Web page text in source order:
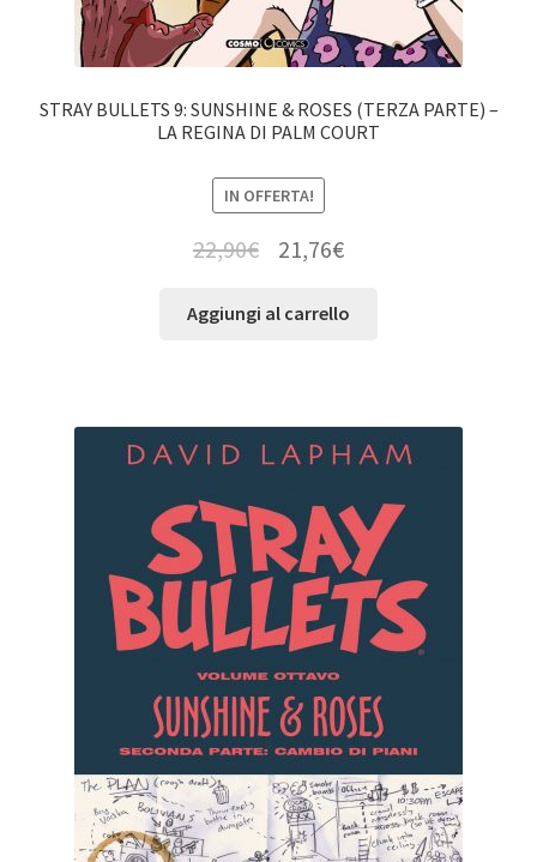
STRAY BULLETS 9: SUNSHINE & ROSES (TERZA PARTE) –
LA REGINA DI PALM COURT
IN OFFERTA!
22,90€ 21,76€
Aggiungi al carrello